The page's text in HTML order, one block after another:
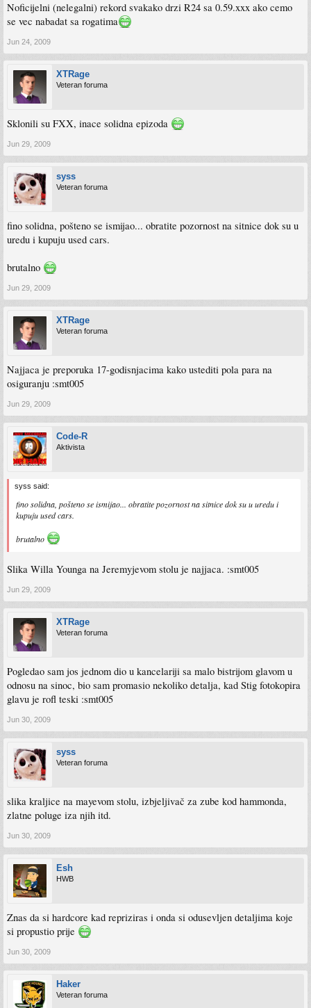
Noficijelni (nelegalni) rekord svakako drzi R24 sa 0.59.xxx ako cemo
se vec nabadat sa rogatima
Jun 24, 2009
XTRage
Veteran foruma
Sklonili su FXX, inace solidna epizoda
Jun 29, 2009
syss
Veteran foruma
fino solidna, pošteno se ismijao... obratite pozornost na sitnice dok su u
uredu i kupuju used cars.
brutalno
Jun 29, 2009
XTRage
Veteran foruma
Najjaca je preporuka 17-godisnjacima kako ustediti pola para na
osiguranju :smt005
Jun 29, 2009
Code-R
Aktivista
syss said:
fino solidna, pošteno se ismijao... obratite pozornost na sitnice dok su u uredu i
kupuju used cars.
brutalno
Slika Willa Younga na Jeremyjevom stolu je najjaca. :smt005
Jun 29, 2009
XTRage
Veteran foruma
Pogledao sam jos jednom dio u kancelariji sa malo bistrijom glavom u
odnosu na sinoc, bio sam promasio nekoliko detalja, kad Stig fotokopira
glavu je rofl teski :smt005
Jun 30, 2009
syss
Veteran foruma
slika kraljice na mayevom stolu, izbjeljivač za zube kod hammonda,
zlatne poluge iza njih itd.
Jun 30, 2009
Esh
HWB
Znas da si hardcore kad repriziras i onda si odusevljen detaljima koje
si propustio prije
Jun 30, 2009
Haker
Veteran foruma